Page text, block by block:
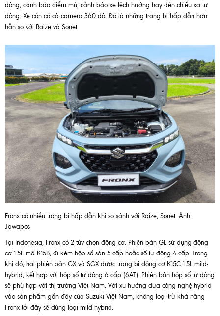
động, cảnh báo điểm mù, cảnh báo xe lệch hướng hay đèn chiếu xa tự
động. Xe còn có cả camera 360 độ. Đó là những trang bị hấp dẫn hơn
hẳn so với Raize và Sonet.
Fronx có nhiều trang bị hấp dẫn khi so sánh với Raize, Sonet. Ảnh:
Jawapos
Tại Indonesia, Fronx có 2 tùy chọn động cơ. Phiên bản GL sử dụng động
cơ 1.5L mã K15B, đi kèm hộp số sàn 5 cấp hoặc số tự động 4 cấp. Trong
khi đó, hai phiên bản GX và SGX được trang bị động cơ K15C 1.5L mild-
hybrid, kết hợp với hộp số tự động 6 cấp (6AT). Phiên bản hộp số tự động
sẽ phù hợp với thị trường Việt Nam. Với xu hướng đưa công nghệ hybrid
vào sản phẩm gần đây của Suzuki Việt Nam, không loại trừ khả năng
Fronx tới đây sẽ dùng loại mild-hybrid.